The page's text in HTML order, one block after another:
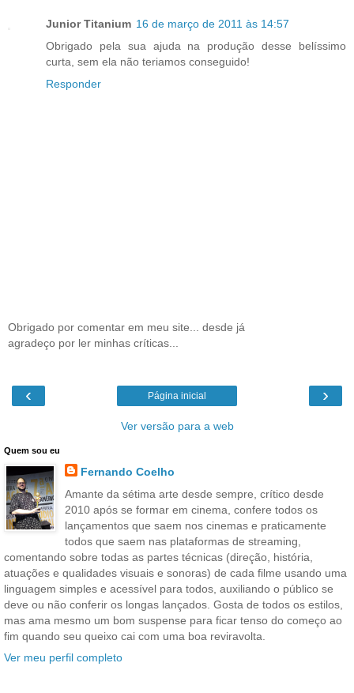
Junior Titanium 16 de março de 2011 às 14:57
Obrigado pela sua ajuda na produção desse belíssimo
curta, sem ela não teriamos conseguido!
Responder
Obrigado por comentar em meu site... desde já
agradeço por ler minhas críticas...
‹ ›
Página inicial
Ver versão para a web
Quem sou eu
Fernando Coelho
Amante da sétima arte desde sempre, crítico desde
2010 após se formar em cinema, confere todos os
lançamentos que saem nos cinemas e praticamente
todos que saem nas plataformas de streaming,
comentando sobre todas as partes técnicas (direção, história,
atuações e qualidades visuais e sonoras) de cada filme usando uma
linguagem simples e acessível para todos, auxiliando o público se
deve ou não conferir os longas lançados. Gosta de todos os estilos,
mas ama mesmo um bom suspense para ficar tenso do começo ao
fim quando seu queixo cai com uma boa reviravolta.
Ver meu perfil completo